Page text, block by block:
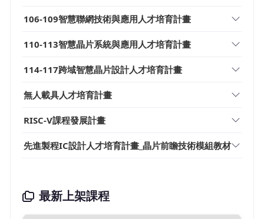
106-109智慧聯網技術與應用人才培育計畫
110-113智慧晶片系統與應用人才培育計畫
114-117跨域智慧晶片設計人才培育計畫
無人載具人才培育計畫
RISC-V課程發展計畫
先進製程IC設計人才培育計畫_晶片前瞻技術模組教材
最新上架課程